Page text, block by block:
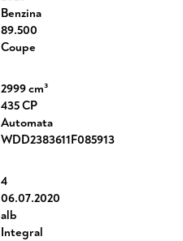
Benzina
89.500
Coupe
2999 cm³
435 CP
Automata
WDD2383611F085913
4
06.07.2020
alb
Integral